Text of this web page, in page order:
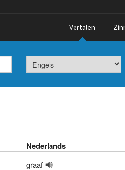
Vertalen
Nederlands
graaf